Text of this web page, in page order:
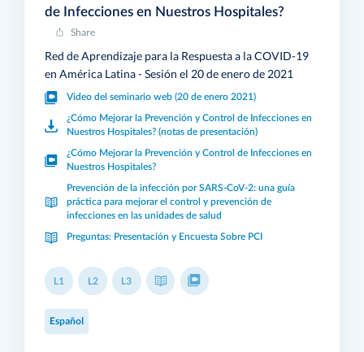
de Infecciones en Nuestros Hospitales?
Share
Red de Aprendizaje para la Respuesta a la COVID-19
en América Latina - Sesión el 20 de enero de 2021
Video del seminario web (20 de enero 2021)
¿Cómo Mejorar la Prevención y Control de Infecciones en
Nuestros Hospitales? (notas de presentación)
¿Cómo Mejorar la Prevención y Control de Infecciones en
Nuestros Hospitales?
Prevención de la infección por SARS-CoV-2: una guía
práctica para mejorar el control y prevención de
infecciones en las unidades de salud
Preguntas: Presentación y Encuesta Sobre PCI
L1 L2 L3
Español